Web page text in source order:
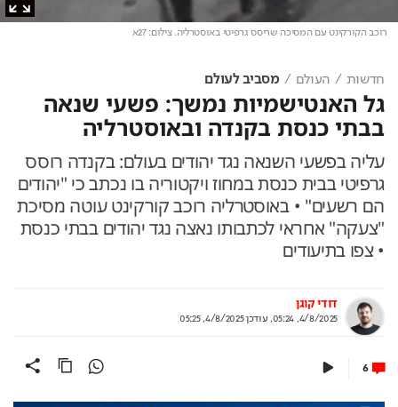
רוכב הקורקינט עם המסיכה שריסס גרפיטי באוסטרליה. צילום: 27א
חדשות העולם מסביב לעולם
גל האנטישמיות נמשך: פשעי שנאה
בבתי כנסת בקנדה ובאוסטרליה
עליה בפשעי השנאה נגד יהודים בעולם: בקנדה רוסס
גרפיטי בבית כנסת במחוז ויקטוריה בו נכתב כי "יהודים
הם רשעים" • באוסטרליה רוכב קורקינט עוטה מסיכת
"צעקה" אחראי לכתבותו נאצה נגד יהודים בבתי כנסת
• צפו בתיעודים
דודי קוגן
4/8/2025, 05:24
, עודכן4/8/2025, 05:25
6